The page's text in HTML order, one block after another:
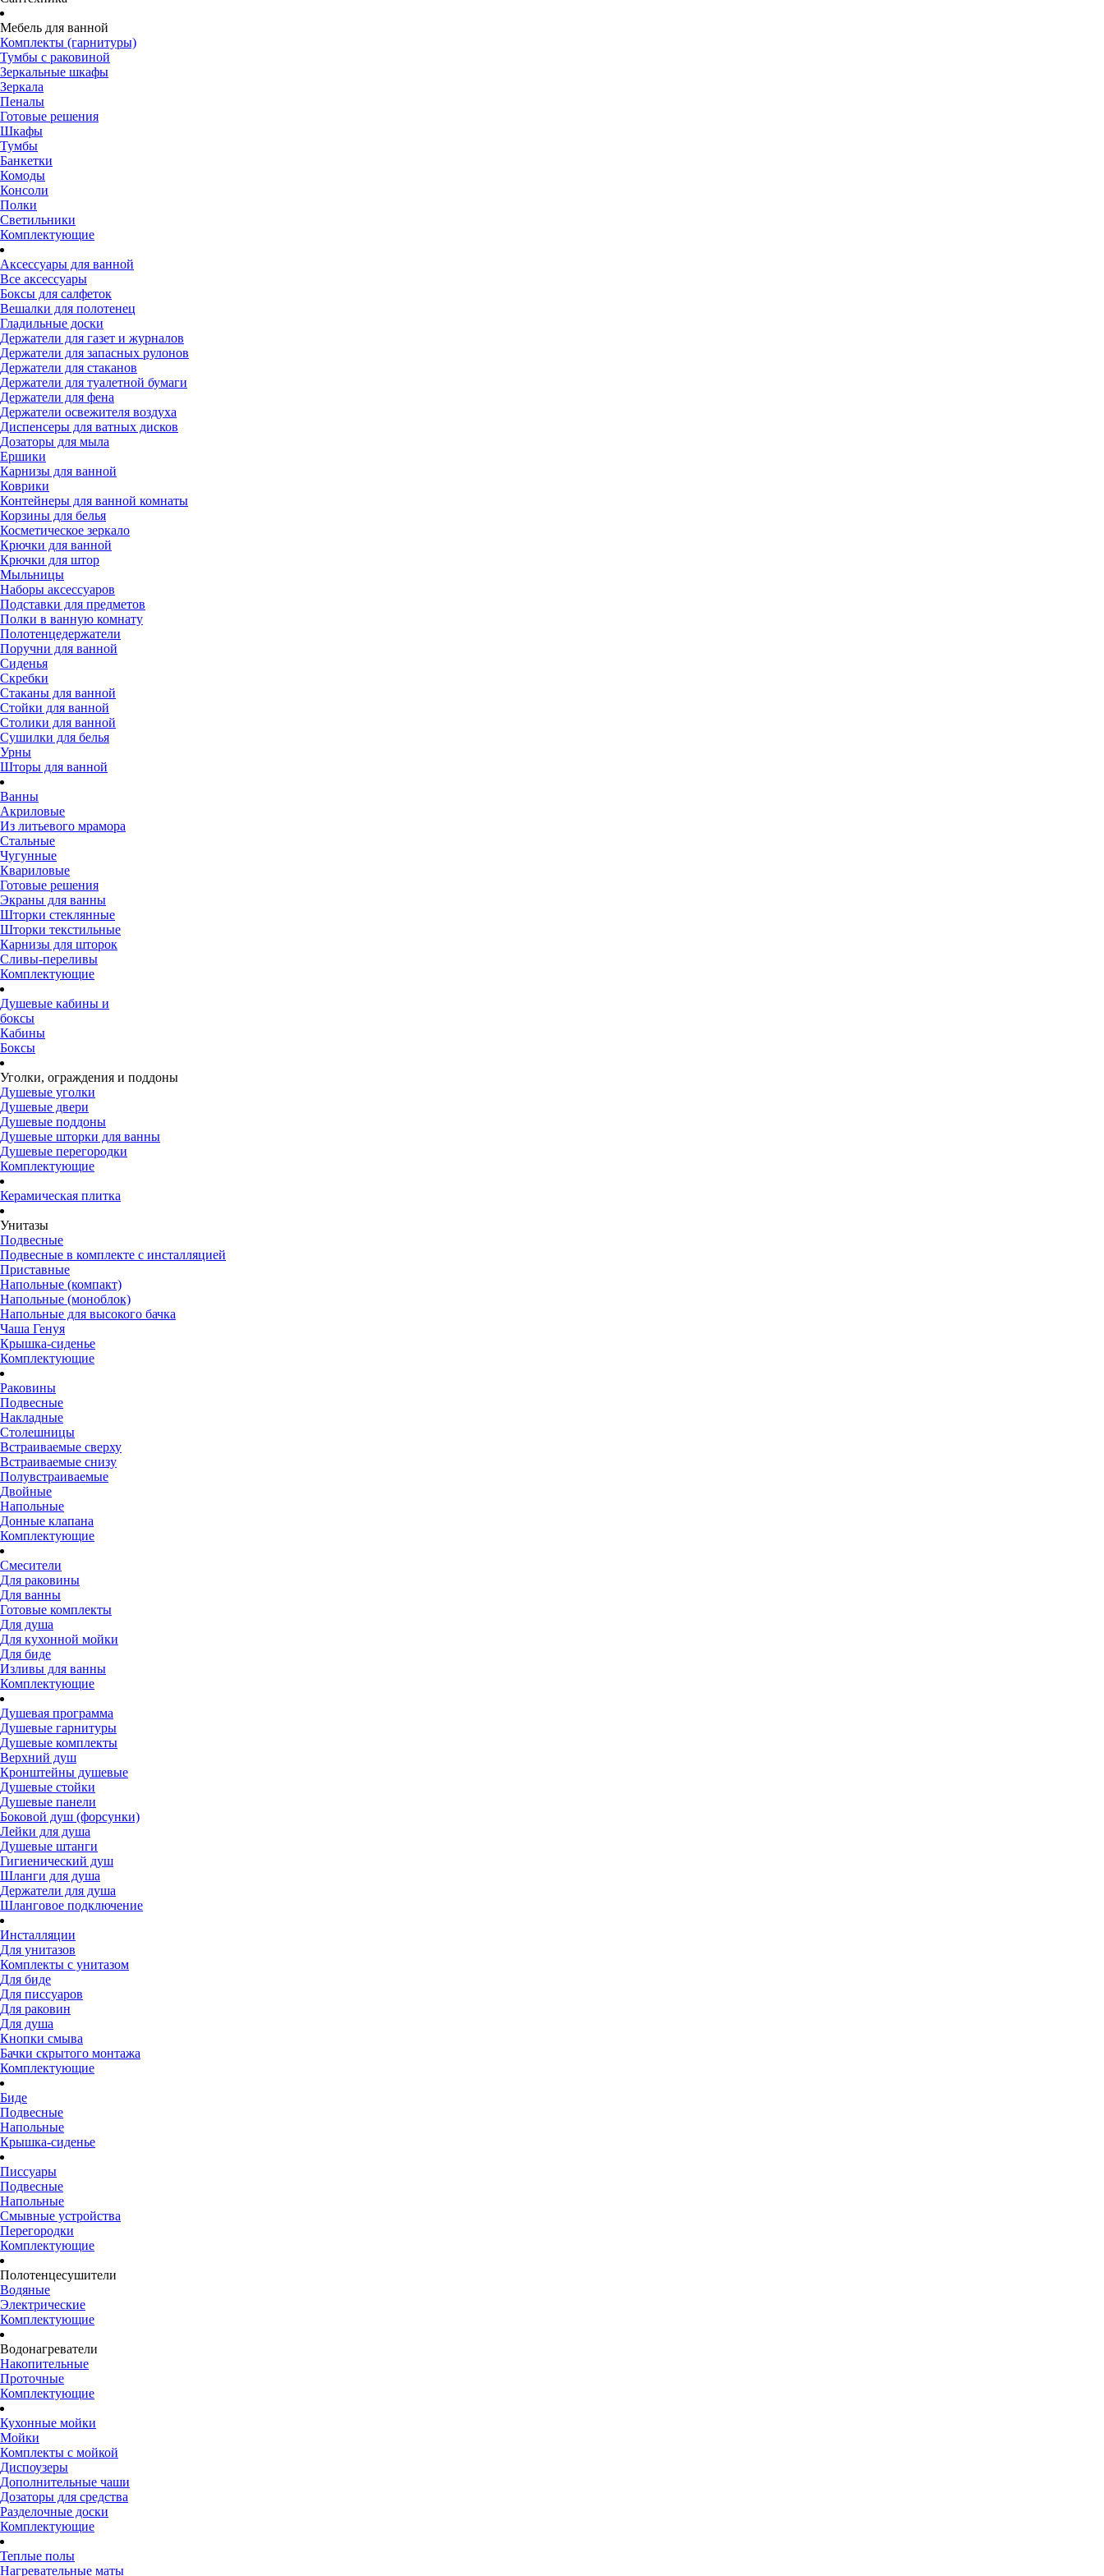
Мебель для ванной
Комплекты (гарнитуры)
Тумбы с раковиной
Зеркальные шкафы
Зеркала
Пеналы
Готовые решения
Шкафы
Тумбы
Банкетки
Комоды
Консоли
Полки
Светильники
Комплектующие
Аксессуары для ванной
Все аксессуары
Боксы для салфеток
Вешалки для полотенец
Гладильные доски
Держатели для газет и журналов
Держатели для запасных рулонов
Держатели для стаканов
Держатели для туалетной бумаги
Держатели для фена
Держатели освежителя воздуха
Диспенсеры для ватных дисков
Дозаторы для мыла
Ершики
Карнизы для ванной
Коврики
Контейнеры для ванной комнаты
Корзины для белья
Косметическое зеркало
Крючки для ванной
Крючки для штор
Мыльницы
Наборы аксессуаров
Подставки для предметов
Полки в ванную комнату
Полотенцедержатели
Поручни для ванной
Сиденья
Скребки
Стаканы для ванной
Стойки для ванной
Столики для ванной
Сушилки для белья
Урны
Шторы для ванной
Ванны
Акриловые
Из литьевого мрамора
Стальные
Чугунные
Квариловые
Готовые решения
Экраны для ванны
Шторки стеклянные
Шторки текстильные
Карнизы для шторок
Сливы-переливы
Комплектующие
Душевые кабины и
боксы
Кабины
Боксы
Уголки, ограждения и поддоны
Душевые уголки
Душевые двери
Душевые поддоны
Душевые шторки для ванны
Душевые перегородки
Комплектующие
Керамическая плитка
Унитазы
Подвесные
Подвесные в комплекте с инсталляцией
Приставные
Напольные (компакт)
Напольные (моноблок)
Напольные для высокого бачка
Чаша Генуя
Крышка-сиденье
Комплектующие
Раковины
Подвесные
Накладные
Столешницы
Встраиваемые сверху
Встраиваемые снизу
Полувстраиваемые
Двойные
Напольные
Донные клапана
Комплектующие
Смесители
Для раковины
Для ванны
Готовые комплекты
Для душа
Для кухонной мойки
Для биде
Изливы для ванны
Комплектующие
Душевая программа
Душевые гарнитуры
Душевые комплекты
Верхний душ
Кронштейны душевые
Душевые стойки
Душевые панели
Боковой душ (форсунки)
Лейки для душа
Душевые штанги
Гигиенический душ
Шланги для душа
Держатели для душа
Шланговое подключение
Инсталляции
Для унитазов
Комплекты с унитазом
Для биде
Для писсуаров
Для раковин
Для душа
Кнопки смыва
Бачки скрытого монтажа
Комплектующие
Биде
Подвесные
Напольные
Крышка-сиденье
Писсуары
Подвесные
Напольные
Смывные устройства
Перегородки
Комплектующие
Полотенцесушители
Водяные
Электрические
Комплектующие
Водонагреватели
Накопительные
Проточные
Комплектующие
Кухонные мойки
Мойки
Комплекты с мойкой
Диспоузеры
Дополнительные чаши
Дозаторы для средства
Разделочные доски
Комплектующие
Теплые полы
Нагревательные маты